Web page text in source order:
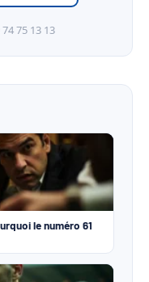
74 75 13 13
le numéro 61